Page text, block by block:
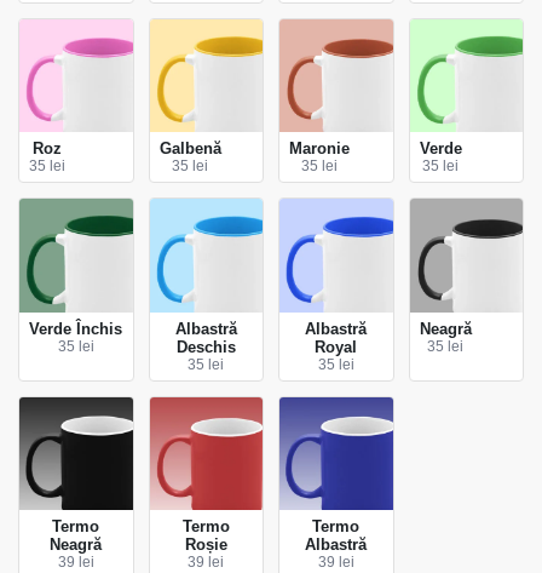
Roz
35 lei
Galbenă
35 lei
Maronie
35 lei
Verde
35 lei
Verde Închis
35 lei
Albastră
Deschis
35 lei
Albastră
Royal
35 lei
Neagră
35 lei
Termo
Neagră
39 lei
Termo
Roșie
39 lei
Termo
Albastră
39 lei